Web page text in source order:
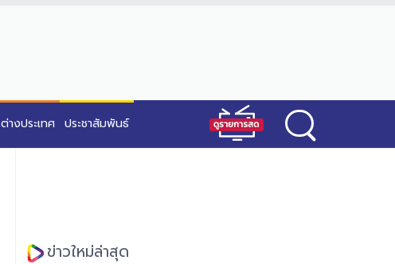
ต่างประเทศ ประชาสัมพันธ์
ข่าวใหม่ล่าสุด